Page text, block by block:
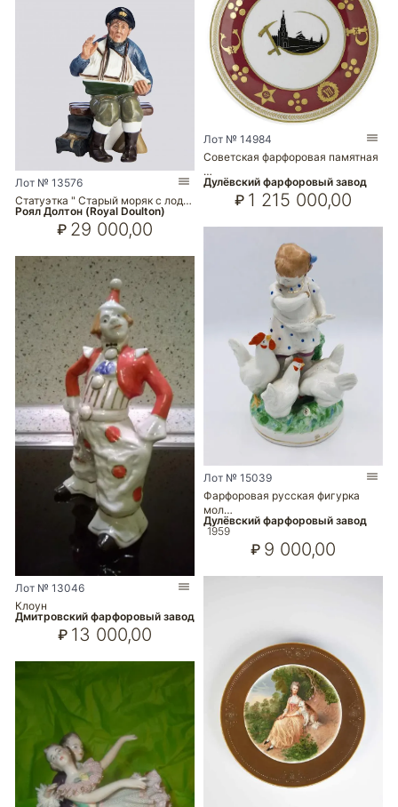
Лот № 13576
Статуэтка " Старый моряк с лод…
Роял Долтон (Royal Doulton)
₽ 29 000,00
Лот № 13046
Клоун
Дмитровский фарфоровый завод
₽ 13 000,00
Лот № 14984
Советская фарфоровая памятная
…
Дулёвский фарфоровый завод
₽ 1 215 000,00
Лот № 15039
Фарфоровая русская фигурка
мол…
Дулёвский фарфоровый завод
1959
₽ 9 000,00